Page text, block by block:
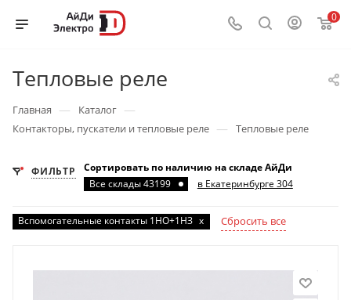
0
Тепловые реле
Главная — Каталог —
Контакторы, пускатели и тепловые реле — Тепловые реле
ФИЛЬТР
Сортировать по наличию на складе АйДи
Все склады 43199
в Екатеринбурге 304
Вспомогательные контакты 1НО+1НЗ x Сбросить все